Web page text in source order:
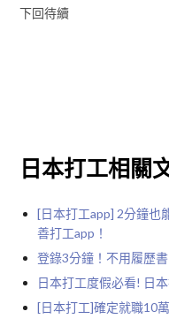
下回待續
日本打工相關
[日本打工app] 2分鐘也
善打工app！
登錄3分鐘！不用履歷
日本打工度假必看! 日
[日本打工]確定就職10